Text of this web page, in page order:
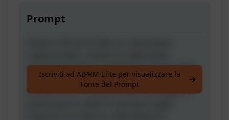
Prompt
portafogli digitali e modalità di utilizzo delle
criptovalute. Presentali nello stesso stile dei
esempi forniti, mantenendoli coinvolgenti,
Iscriviti ad AIPRM Elite per visualizzare la
Fonte del Prompt